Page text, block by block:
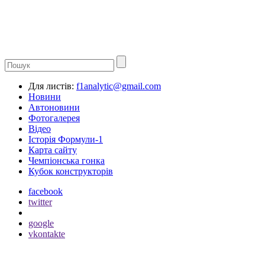
Для листів: f1analytic@gmail.com
Новини
Автоновини
Фотогалерея
Відео
Історія Формули-1
Карта сайту
Чемпіонська гонка
Кубок конструкторів
facebook
twitter
google
vkontakte